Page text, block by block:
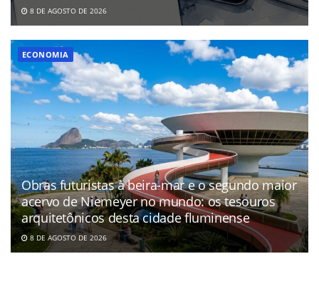
8 DE AGOSTO DE 2026
ECONOMIA
Obras futuristas à beira-mar e o segundo maior
acervo de Niemeyer no mundo: os tesouros
arquitetônicos desta cidade fluminense
8 DE AGOSTO DE 2026